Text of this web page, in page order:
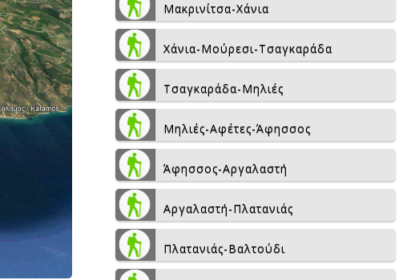
Μακρινίτσα-Χάνια
Χάνια-Μούρεσι-Τσαγκαράδα
Τσαγκαράδα-Μηλιές
Μηλιές-Αφέτες-Άφησσος
Άφησσος-Αργαλαστή
Αργαλαστή-Πλατανιάς
Πλατανιάς-Βαλτούδι